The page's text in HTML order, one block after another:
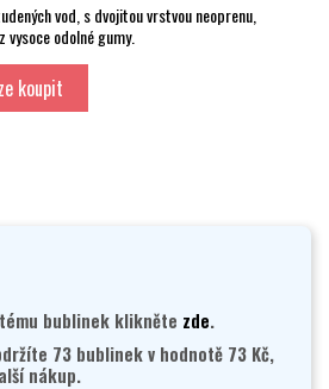
vod, s dvojitou vrstvou neoprenu,
odolné gumy.
koupit
bublinek klikněte zde.
73 bublinek v hodnotě 73 Kč,
nákup.